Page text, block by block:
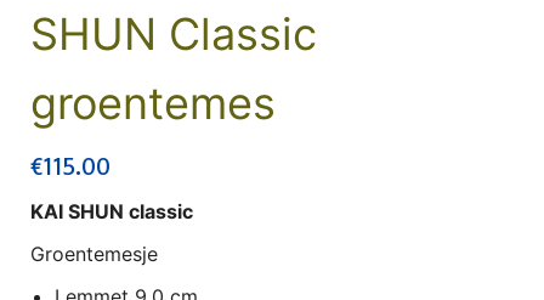
SHUN Classic
groentemes
€115.00
KAI SHUN classic
Groentemesje